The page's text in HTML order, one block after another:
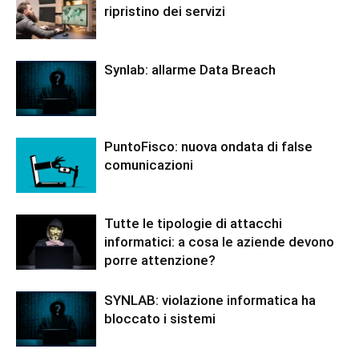
ripristino dei servizi
Synlab: allarme Data Breach
PuntoFisco: nuova ondata di false
comunicazioni
Tutte le tipologie di attacchi
informatici: a cosa le aziende devono
porre attenzione?
SYNLAB: violazione informatica ha
bloccato i sistemi